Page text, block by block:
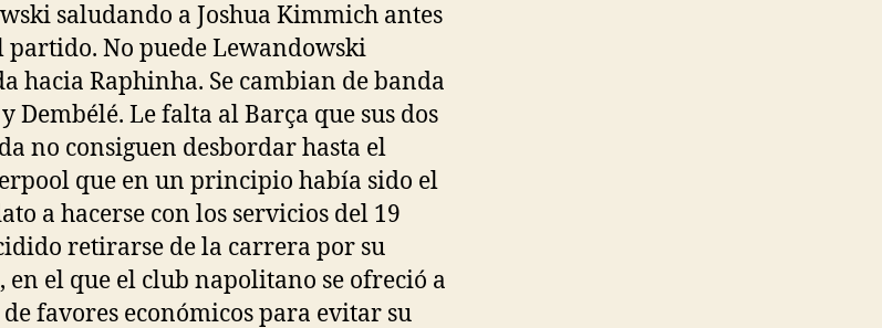
saludando a Joshua Kimmich antes
partido. No puede Lewandowski
hacia Raphinha. Se cambian de banda
Dembélé. Le falta al Barça que sus dos
no consiguen desbordar hasta el
que en un principio había sido el
a hacerse con los servicios del 19
retirarse de la carrera por su
en el que el club napolitano se ofreció a
favores económicos para evitar su